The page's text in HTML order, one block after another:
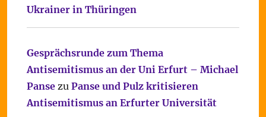
Ukrainer in Thüringen
Gesprächsrunde zum Thema
Antisemitismus an der Uni Erfurt – Michael
Pansezu Panse und Pulz kritisieren
Antisemitismus an Erfurter Universität